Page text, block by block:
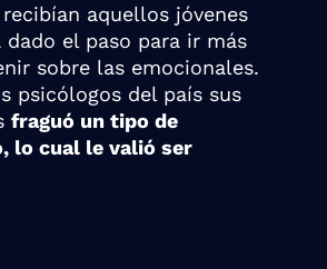
aquellos jóvenes
el paso para ir más
sobre las emocionales.
psicólogos del país sus
fraguó un tipo de
lo cual le valió ser